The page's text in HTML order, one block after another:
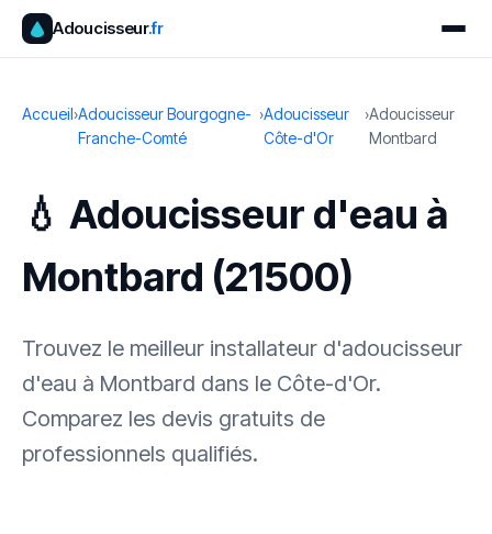
Adoucisseur.fr
Accueil›Adoucisseur Bourgogne-
Franche-Comté
›Adoucisseur
Côte-d'Or
›Adoucisseur
Montbard
💧 Adoucisseur d'eau à
Montbard (21500)
Trouvez le meilleur installateur d'adoucisseur
d'eau à Montbard dans le Côte-d'Or.
Comparez les devis gratuits de
professionnels qualifiés.